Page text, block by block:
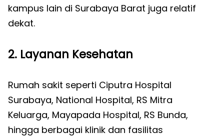
kampus lain di Surabaya Barat juga relatif
dekat.
2. Layanan Kesehatan
Rumah sakit seperti Ciputra Hospital
Surabaya, National Hospital, RS Mitra
Keluarga, Mayapada Hospital, RS Bunda,
hingga berbagai klinik dan fasilitas